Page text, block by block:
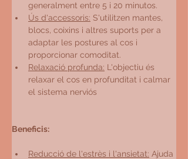
generalment entre 5 i 20 minutos.
Ús d'accessoris: S'utilitzen mantes,
blocs, coixins i altres suports per a
adaptar les postures al cos i
proporcionar comoditat.
Relaxació profunda: L'objectiu és
relaxar el cos en profunditat i calmar
el sistema nerviós
Beneficis:
Reducció de l'estrès i l'ansietat: Ajuda